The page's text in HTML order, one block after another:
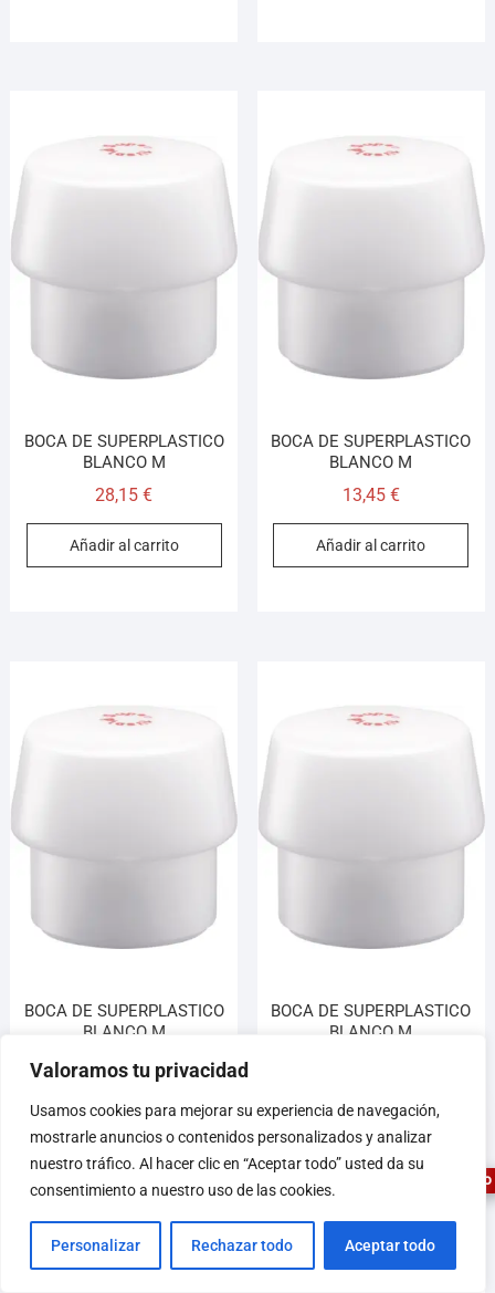
Valoramos tu privacidad
Usamos cookies para mejorar su experiencia de navegación,
mostrarle anuncios o contenidos personalizados y analizar
nuestro tráfico. Al hacer clic en “Aceptar todo” usted da su
consentimiento a nuestro uso de las cookies.
Personalizar Rechazar todo Aceptar todo
BOCA DE SUPERPLASTICO
BLANCO M
28,15€
Añadir al carrito
BOCA DE SUPERPLASTICO
BLANCO M
13,45 €
Añadir al carrito
BOCA DE SUPERPLASTICO
BLANCO M
104,95€
Añadir al carrito
BOCA DE SUPERPLASTICO
BLANCO M
Añadir al carrito
ASESOR FERRETERO